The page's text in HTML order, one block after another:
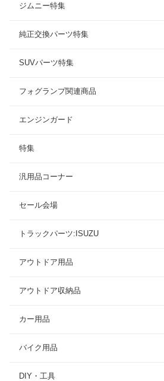
ジムニー特集
純正交換パーツ特集
SUVパーツ特集
フォグランプ関連商品
エンジンガード
特集
汎用品コーナー
セール会場
トラックパーツ:ISUZU
アウトドア用品
アウトドア収納品
カー用品
バイク用品
DIY・工具